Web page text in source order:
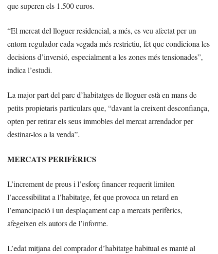
que superen els 1.500 euros.
“El mercat del lloguer residencial, a més, es veu afectat per un
entorn regulador cada vegada més restrictiu, fet que condiciona les
decisions d’inversió, especialment a les zones més tensionades”,
indica l’estudi.
La major part del parc d’habitatges de lloguer està en mans de
petits propietaris particulars que, “davant la creixent desconfiança,
opten per retirar els seus immobles del mercat arrendador per
destinar-los a la venda”.
MERCATS PERIFÈRICS
L’increment de preus i l’esforç financer requerit limiten
l’accessibilitat a l’habitatge, fet que provoca un retard en
l’emancipació i un desplaçament cap a mercats perifèrics,
afegeixen els autors de l’informe.
L’edat mitjana del comprador d’habitatge habitual es manté al